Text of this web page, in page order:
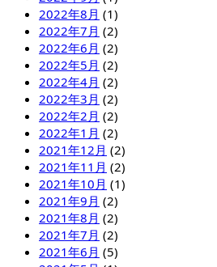
2022年8月 (1)
2022年7月 (2)
2022年6月 (2)
2022年5月 (2)
2022年4月 (2)
2022年3月 (2)
2022年2月 (2)
2022年1月 (2)
2021年12月 (2)
2021年11月 (2)
2021年10月 (1)
2021年9月 (2)
2021年8月 (2)
2021年7月 (2)
2021年6月 (5)